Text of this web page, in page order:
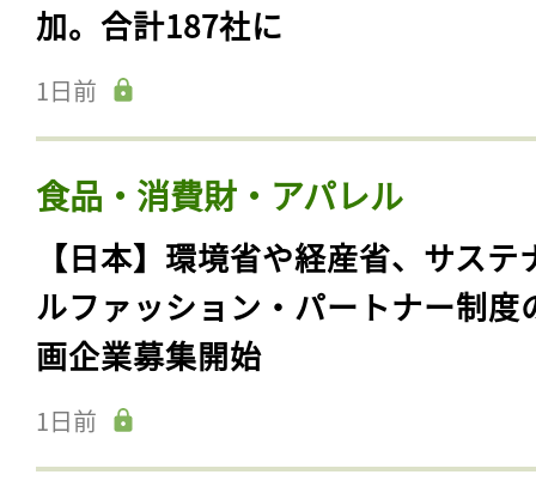
加。合計187社に
1日前
食品・消費財・アパレル
【日本】環境省や経産省、サステ
ルファッション・パートナー制度
画企業募集開始
1日前